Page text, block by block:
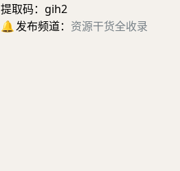
提取码：gih2
🔔发布频道： 资源干货全收录